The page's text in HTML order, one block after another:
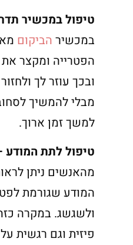
טיפול במכשיר
במכשירהביקום
הפטרייה ומקצר את
ובכך עוזר לך
מבלי להמשיך
למשך זמן ארוך.
טיפול לתת המודע –
מהאנשים ניתן
המודע שגורמת
ולשגשג. במקרה
פיזית וגם רגשית